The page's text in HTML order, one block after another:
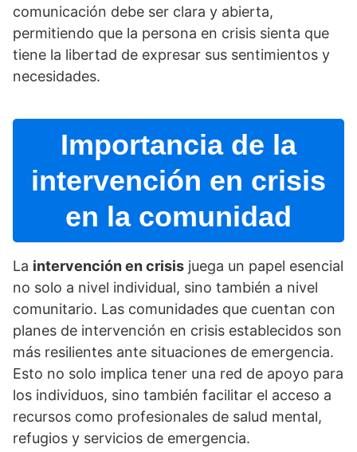
comunicación debe ser clara y abierta,
permitiendo que la persona en crisis sienta que
tiene la libertad de expresar sus sentimientos y
necesidades.
Importancia de la
intervención en crisis
en la comunidad
La intervención en crisis juega un papel esencial
no solo a nivel individual, sino también a nivel
comunitario. Las comunidades que cuentan con
planes de intervención en crisis establecidos son
más resilientes ante situaciones de emergencia.
Esto no solo implica tener una red de apoyo para
los individuos, sino también facilitar el acceso a
recursos como profesionales de salud mental,
refugios y servicios de emergencia.